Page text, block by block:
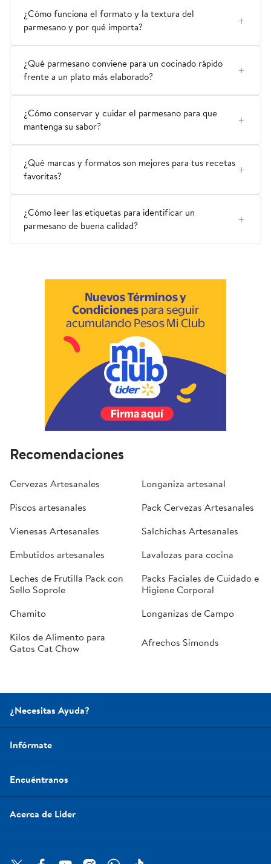
¿Cómo funciona el formato y la textura del
parmesano y por qué importa?
¿Qué parmesano conviene para un cocinado rápido
frente a un plato más elaborado?
¿Cómo conservar y cuidar el parmesano para que
mantenga su sabor?
¿Qué marcas y formatos son mejores para tus recetas
favoritas?
¿Cómo leer las etiquetas para identificar un
parmesano de buena calidad?
Recomendaciones
Cervezas Artesanales
Longaniza artesanal
Piscos artesanales
Pack Cervezas Artesanales
Vienesas Artesanales
Salchichas Artesanales
Embutidos artesanales
Lavalozas para cocina
Leches de Frutilla Pack con
Sello Soprole
Packs Faciales de Cuidado e
Higiene Corporal
Chamito
Longanizas de Campo
Kilos de Alimento para
Gatos Cat Chow
Afrechos Simonds
¿Necesitas Ayuda?
Infórmate
Encuéntranos
Acerca de Lider